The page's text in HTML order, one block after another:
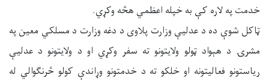
خدمت په لاره کې به خپله اعظمي هڅه وکړي.
ټاکل شوې ده د عدلیې وزارت پلاوی د دغه وزارت د مسلکي معین په
مشرۍ د هېواد ټولو ولایتونو ته سفر وکړي او د ولایتونو د عدلیې
ریاستونو فعالیتونه او خلکو ته د خدمتونو وړاندې کولو څرنګوالي له